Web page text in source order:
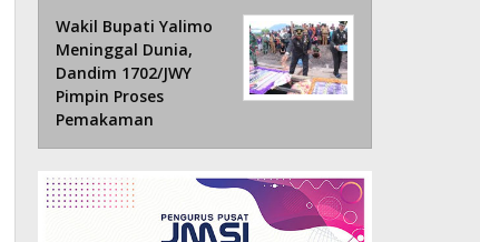
Wakil Bupati Yalimo
Meninggal Dunia,
Dandim 1702/JWY
Pimpin Proses
Pemakaman